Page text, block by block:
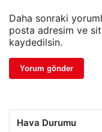
Daha sonraki
posta adresim ve
kaydedilsin.
Hava Durumu